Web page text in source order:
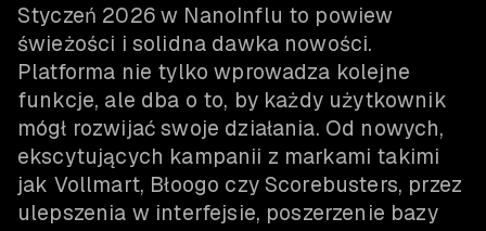
Styczeń 2026 w NanoInflu to powiew
świeżości i solidna dawka nowości.
Platforma nie tylko wprowadza kolejne
funkcje, ale dba o to, by każdy użytkownik
mógł rozwijać swoje działania. Od nowych,
ekscytujących kampanii z markami takimi
jak Vollmart, Błoogo czy Scorebusters, przez
ulepszenia w interfejsie, poszerzenie bazy